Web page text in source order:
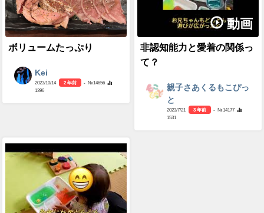
ボリュームたっぷり
Kei
2023/10/14 2 年前
- №14656
1396
動画
非認知能力と愛着の関係っ
て？
親子さあくるもこぴっ
と
2023/7/21 3 年前
- №14177
1531